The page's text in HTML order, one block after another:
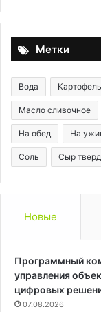
Метки
Вода Картофель
Масло сливочное
На обед На
Соль Сыр
Новые
Программный
управления
цифровых
07.08.2026